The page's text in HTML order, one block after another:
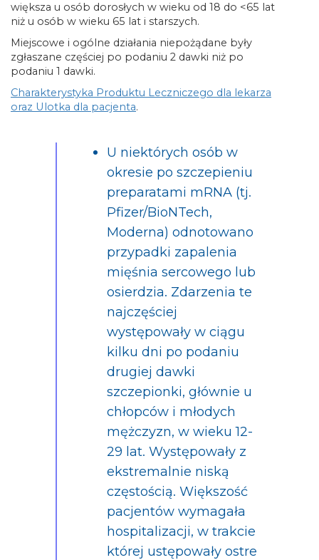
większa u osób dorosłych w wieku od 18 do <65 lat
niż u osób w wieku 65 lat i starszych.
Miejscowe i ogólne działania niepożądane były
zgłaszane częściej po podaniu 2 dawki niż po
podaniu 1 dawki.
Charakterystyka Produktu Leczniczego dla lekarza
oraz Ulotka dla pacjenta.
U niektórych osób w
okresie po szczepieniu
preparatami mRNA (tj.
Pfizer/BioNTech,
Moderna) odnotowano
przypadki zapalenia
mięśnia sercowego lub
osierdzia. Zdarzenia te
najczęściej
występowały w ciągu
kilku dni po podaniu
drugiej dawki
szczepionki, głównie u
chłopców i młodych
mężczyzn, w wieku 12-
29 lat. Występowały z
ekstremalnie niską
częstością. Większość
pacjentów wymagała
hospitalizacji, w trakcie
której ustępowały ostre